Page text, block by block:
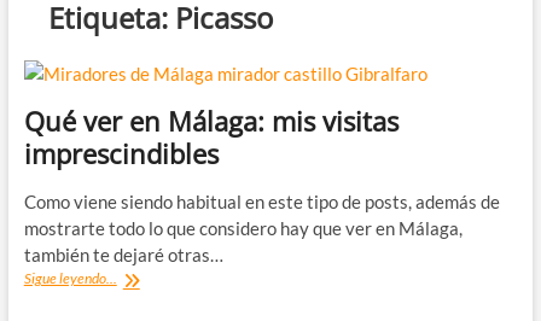
Etiqueta: Picasso
Qué ver en Málaga: mis visitas
imprescindibles
Como viene siendo habitual en este tipo de posts, además de
mostrarte todo lo que considero hay que ver en Málaga,
también te dejaré otras…
Sigue leyendo... Qué